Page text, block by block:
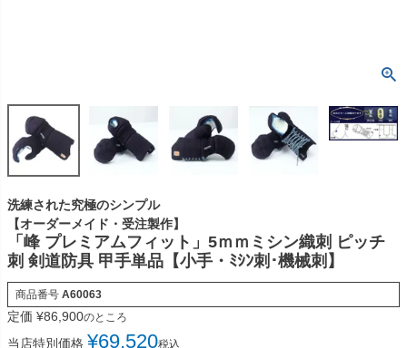
洗練された究極のシンプル
【オーダーメイド・受注製作】
「峰 プレミアムフィット」5ｍｍミシン織刺 ピッチ
刺 剣道防具 甲手単品【小手・ﾐｼﾝ刺･機械刺】
商品番号 A60063
定価 ¥86,900のところ
当店特別価格 ¥69,520税込